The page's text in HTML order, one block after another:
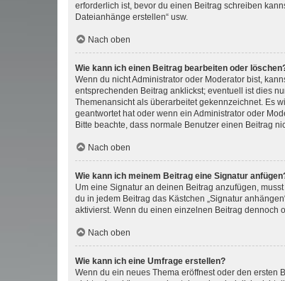
erforderlich ist, bevor du einen Beitrag schreiben
Dateianhänge erstellen“ usw.
Nach oben
Wie kann ich einen Beitrag bearbeiten oder
Wenn du nicht Administrator oder Moderator bist,
entsprechenden Beitrag anklickst; eventuell ist dies
Themenansicht als überarbeitet gekennzeichnet. Es
geantwortet hat oder wenn ein Administrator oder
Bitte beachte, dass normale Benutzer einen Beitrag
Nach oben
Wie kann ich meinem Beitrag eine Signatur
Um eine Signatur an deinen Beitrag anzufügen,
du in jedem Beitrag das Kästchen „Signatur
aktivierst. Wenn du einen einzelnen Beitrag dennoch
Nach oben
Wie kann ich eine Umfrage erstellen?
Wenn du ein neues Thema eröffnest oder den ersten